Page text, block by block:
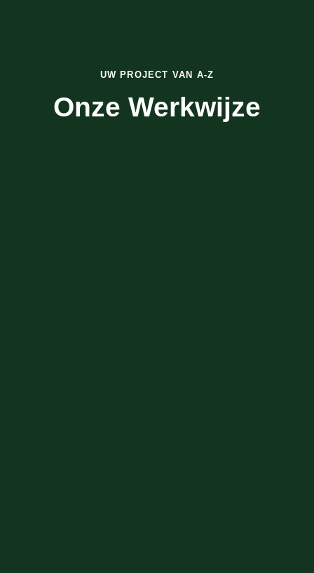
UW PROJECT VAN A-Z
Onze Werkwijze